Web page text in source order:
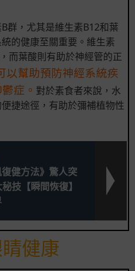
群，尤其是維生素B12和葉
的健康至關重要。維生素
而葉酸則有助於神經管的正
以幫助預防神經系統疾
症。 對於素食者來說，水
捷途徑，有助於彌補植物性
復健方法》驚人突
技【瞬間恢復】
健康